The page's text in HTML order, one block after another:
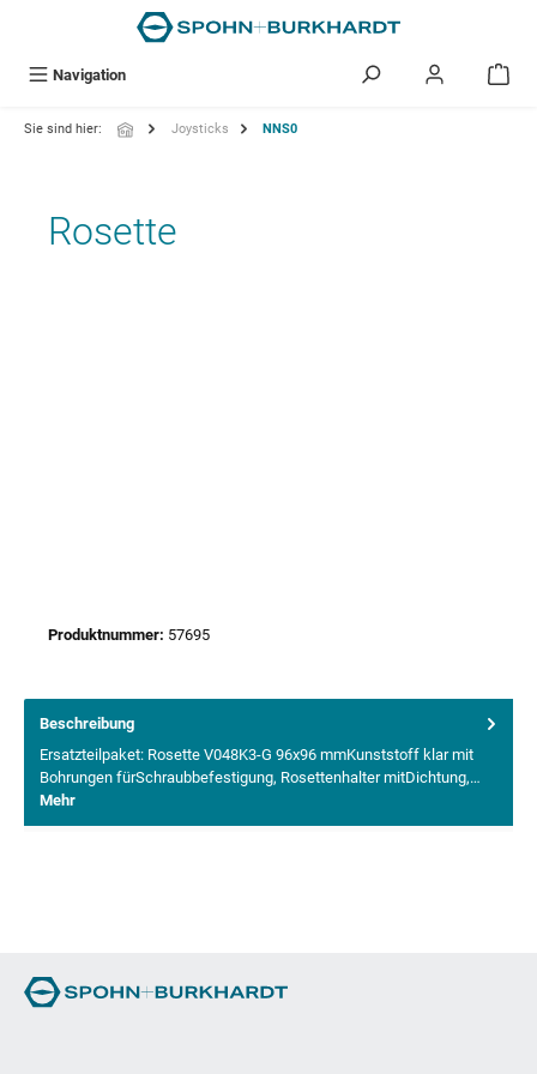
Navigation
Sie sind hier: Joysticks NNS0
Rosette
Produktnummer: 57695
Beschreibung
Ersatzteilpaket: Rosette V048K3-G 96x96 mmKunststoff klar mit
Bohrungen fürSchraubbefestigung, Rosettenhalter mitDichtung,…
Mehr